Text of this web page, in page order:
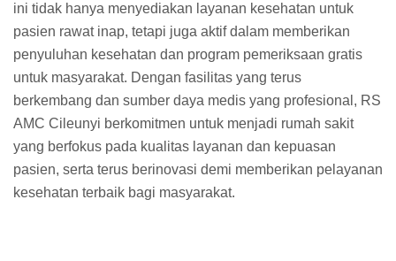
ini tidak hanya menyediakan layanan kesehatan untuk
pasien rawat inap, tetapi juga aktif dalam memberikan
penyuluhan kesehatan dan program pemeriksaan gratis
untuk masyarakat. Dengan fasilitas yang terus
berkembang dan sumber daya medis yang profesional, RS
AMC Cileunyi berkomitmen untuk menjadi rumah sakit
yang berfokus pada kualitas layanan dan kepuasan
pasien, serta terus berinovasi demi memberikan pelayanan
kesehatan terbaik bagi masyarakat.